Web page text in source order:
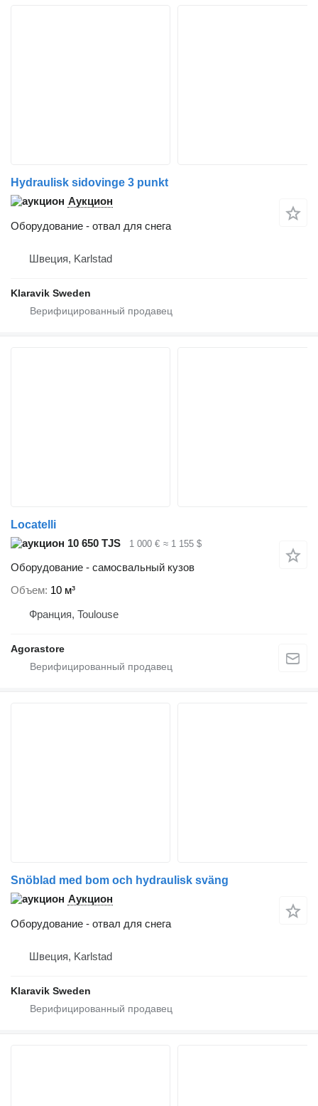
Hydraulisk sidovinge 3 punkt
Аукцион
Оборудование - отвал для снега
Швеция, Karlstad
Klaravik Sweden
Locatelli
10 650 TJS
1 000 € ≈ 1 155 $
Оборудование - самосвальный кузов
Объем 10 м³
Франция, Toulouse
Agorastore
Snöblad med bom och hydraulisk sväng
Аукцион
Оборудование - отвал для снега
Швеция, Karlstad
Klaravik Sweden